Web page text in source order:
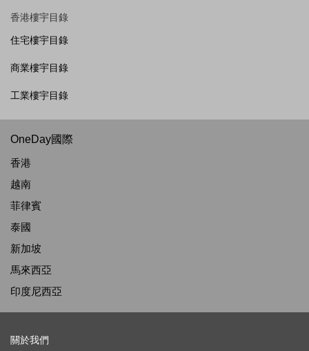
香港樓宇目錄
住宅樓宇目錄
商業樓宇目錄
工業樓宇目錄
OneDay國際
香港
越南
菲律賓
泰國
新加坡
馬來西亞
印度尼西亞
關於我們